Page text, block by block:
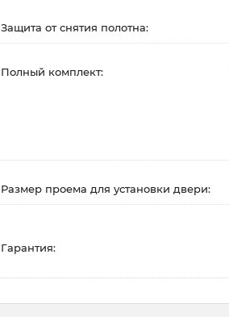
Защита от снятия полотна:
Полный комплект:
Размер проема для установки двери:
Гарантия: